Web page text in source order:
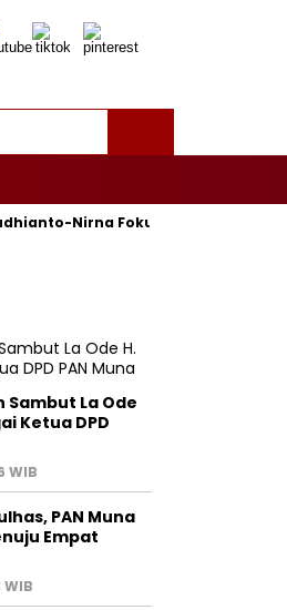
Nirna Fokus Siapkan Bukti di
La Ode
Ketua DPD
WIB
PAN Muna
Empat